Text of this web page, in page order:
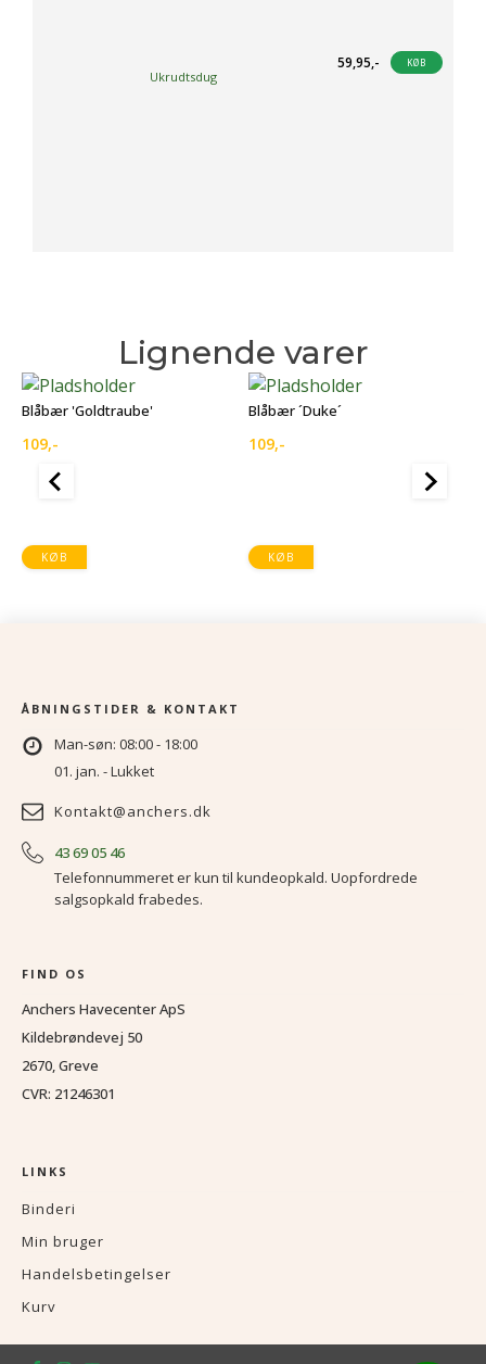
Ukrudtsdug
59,95,- KØB
Lignende varer
KØB
Blåbær 'Goldtraube'
109,-
KØB
Blåbær ´Duke´
109,-
ÅBNINGSTIDER & KONTAKT
Man-søn: 08:00 - 18:00
01. jan. - Lukket
Kontakt@anchers.dk
43 69 05 46
Telefonnummeret er kun til kundeopkald. Uopfordrede
salgsopkald frabedes.
FIND OS
Anchers Havecenter ApS
Kildebrøndevej 50
2670, Greve
CVR: 21246301
LINKS
Binderi
Min bruger
Handelsbetingelser
Kurv